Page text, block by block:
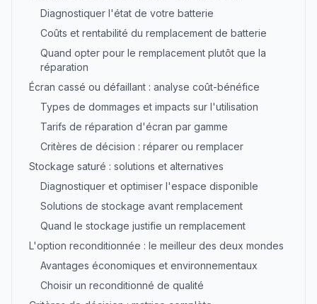
Diagnostiquer l'état de votre batterie
Coûts et rentabilité du remplacement de batterie
Quand opter pour le remplacement plutôt que la
réparation
Écran cassé ou défaillant : analyse coût-bénéfice
Types de dommages et impacts sur l'utilisation
Tarifs de réparation d'écran par gamme
Critères de décision : réparer ou remplacer
Stockage saturé : solutions et alternatives
Diagnostiquer et optimiser l'espace disponible
Solutions de stockage avant remplacement
Quand le stockage justifie un remplacement
L'option reconditionnée : le meilleur des deux mondes
Avantages économiques et environnementaux
Choisir un reconditionné de qualité